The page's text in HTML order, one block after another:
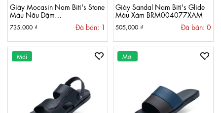
Giày Mocasin Nam Biti's Stone
Màu Nâu Đậm
735,000 ₫ Đã bán: 1
Giày Sandal Nam Biti's Glide
Màu Xám BRM004077XAM
505,000 ₫ Đã bán: 0
Mới Mới